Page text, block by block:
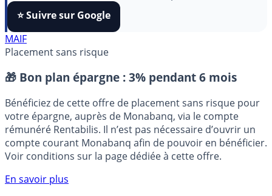
⭐️ Suivre sur Google
MAIF
Placement sans risque
🎁 Bon plan épargne : 3% pendant 6 mois
Bénéficiez de cette offre de placement sans risque pour
votre épargne, auprès de Monabanq, via le compte
rémunéré Rentabilis. Il n’est pas nécessaire d’ouvrir un
compte courant Monabanq afin de pouvoir en bénéficier.
Voir conditions sur la page dédiée à cette offre.
En savoir plus